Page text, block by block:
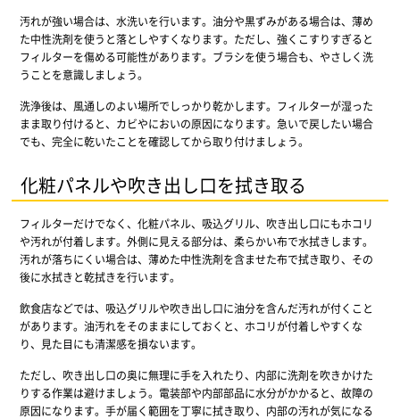
汚れが強い場合は、水洗いを行います。油分や黒ずみがある場合は、薄め
た中性洗剤を使うと落としやすくなります。ただし、強くこすりすぎると
フィルターを傷める可能性があります。ブラシを使う場合も、やさしく洗
うことを意識しましょう。
洗浄後は、風通しのよい場所でしっかり乾かします。フィルターが湿った
まま取り付けると、カビやにおいの原因になります。急いで戻したい場合
でも、完全に乾いたことを確認してから取り付けましょう。
化粧パネルや吹き出し口を拭き取る
フィルターだけでなく、化粧パネル、吸込グリル、吹き出し口にもホコリ
や汚れが付着します。外側に見える部分は、柔らかい布で水拭きします。
汚れが落ちにくい場合は、薄めた中性洗剤を含ませた布で拭き取り、その
後に水拭きと乾拭きを行います。
飲食店などでは、吸込グリルや吹き出し口に油分を含んだ汚れが付くこと
があります。油汚れをそのままにしておくと、ホコリが付着しやすくな
り、見た目にも清潔感を損ないます。
ただし、吹き出し口の奥に無理に手を入れたり、内部に洗剤を吹きかけた
りする作業は避けましょう。電装部や内部部品に水分がかかると、故障の
原因になります。手が届く範囲を丁寧に拭き取り、内部の汚れが気になる